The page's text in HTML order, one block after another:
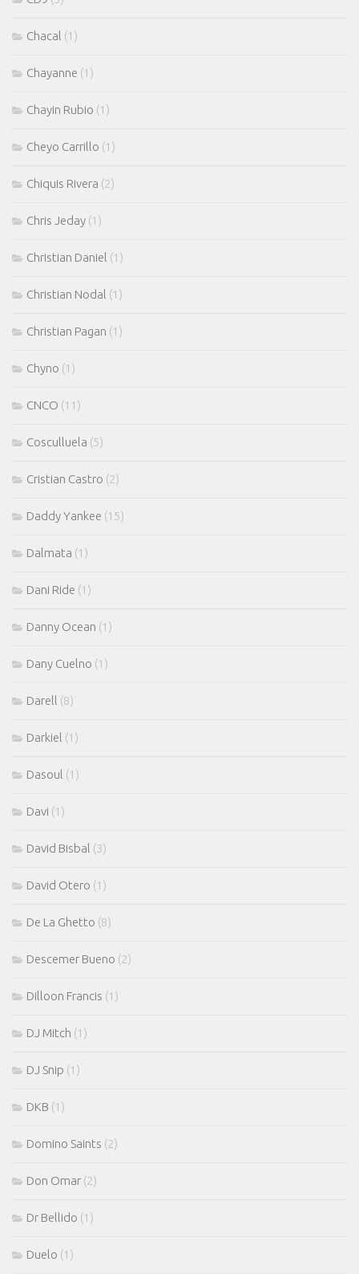
Chacal (1)
Chayanne (1)
Chayin Rubio (1)
Cheyo Carrillo (1)
Chiquis Rivera (2)
Chris Jeday (1)
Christian Daniel (1)
Christian Nodal (1)
Christian Pagan (1)
Chyno (1)
CNCO (11)
Cosculluela (5)
Cristian Castro (2)
Daddy Yankee (15)
Dalmata (1)
Dani Ride (1)
Danny Ocean (1)
Dany Cuelno (1)
Darell (8)
Darkiel (1)
Dasoul (1)
Davi (1)
David Bisbal (3)
David Otero (1)
De La Ghetto (8)
Descemer Bueno (2)
Dilloon Francis (1)
DJ Mitch (1)
DJ Snip (1)
DKB (1)
Domino Saints (2)
Don Omar (2)
Dr Bellido (1)
Duelo (1)